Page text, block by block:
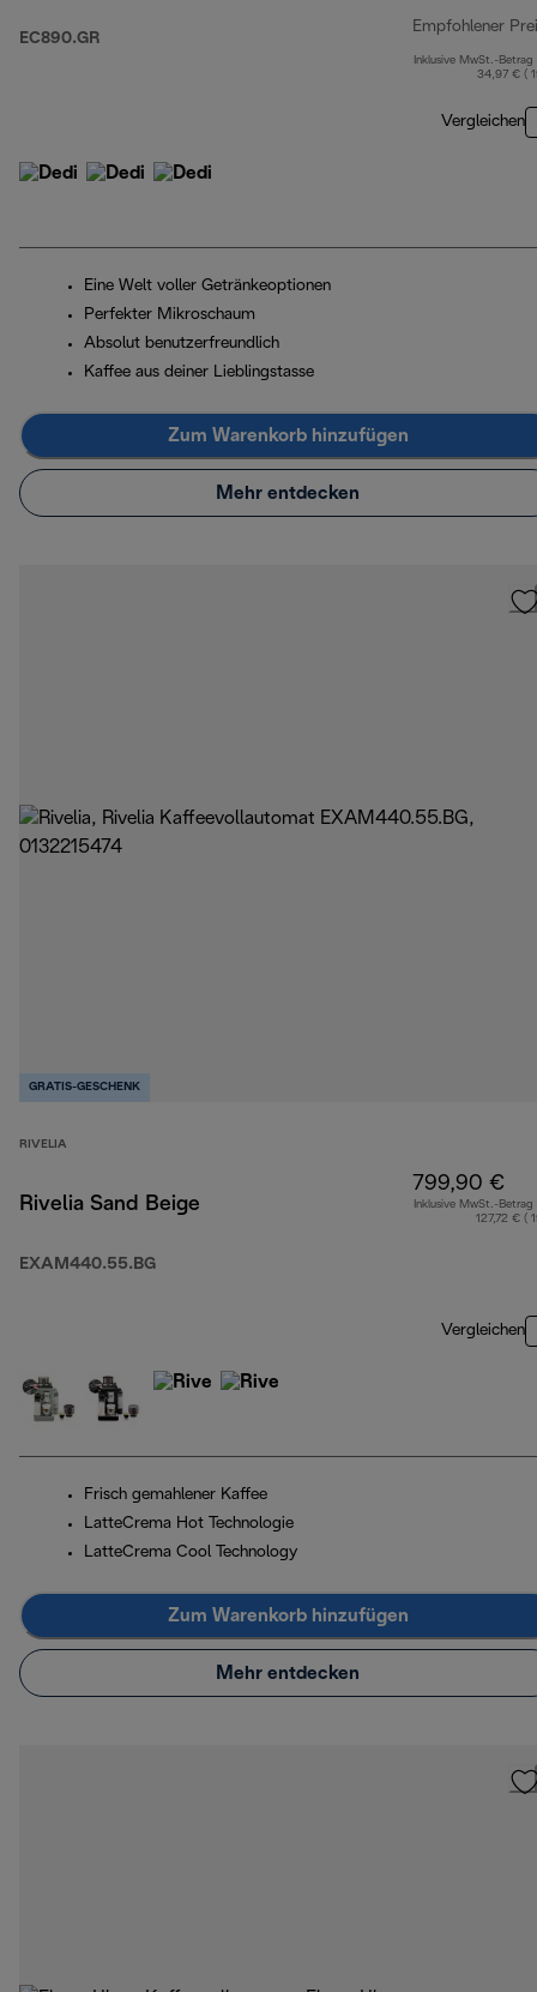
EC890.GR
Empfohlener
Inklusive MwSt.-Betrag
34,97 € (
Vergleichen
Eine Welt voller Getränkeoptionen
Perfekter Mikroschaum
Absolut benutzerfreundlich
Kaffee aus deiner Lieblingstasse
Zum Warenkorb hinzufügen
Mehr entdecken
GRATIS-GESCHENK
RIVELIA
Rivelia Sand Beige
EXAM440.55.BG
799,90 €
Inklusive MwSt.-Betrag
127,72 € (
Vergleichen
Frisch gemahlener Kaffee
LatteCrema Hot Technologie
LatteCrema Cool Technology
Zum Warenkorb hinzufügen
Mehr entdecken